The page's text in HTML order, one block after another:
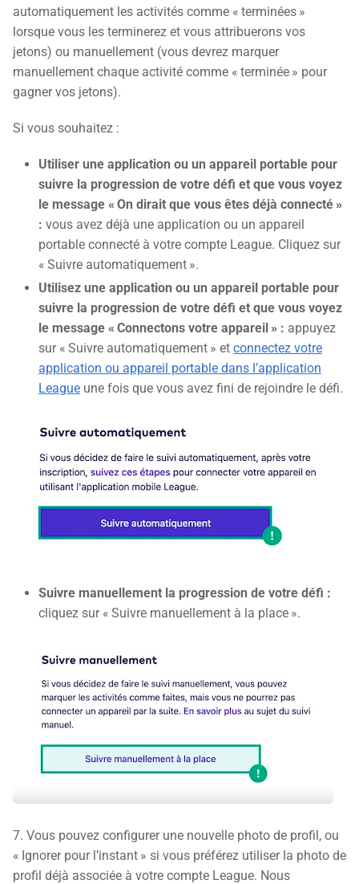
automatiquement les activités comme « terminées »
lorsque vous les terminerez et vous attribuerons vos
jetons) ou manuellement (vous devrez marquer
manuellement chaque activité comme « terminée » pour
gagner vos jetons).
Si vous souhaitez :
Utiliser une application ou un appareil portable pour
suivre la progression de votre défi et que vous voyez
le message « On dirait que vous êtes déjà connecté »
: vous avez déjà une application ou un appareil
portable connecté à votre compte League. Cliquez sur
« Suivre automatiquement ».
Utilisez une application ou un appareil portable pour
suivre la progression de votre défi et que vous voyez
le message « Connectons votre appareil » : appuyez
sur « Suivre automatiquement » et connectez votre
application ou appareil portable dans l’application
League une fois que vous avez fini de rejoindre le défi.
Suivre manuellement la progression de votre défi :
cliquez sur « Suivre manuellement à la place ».
7. Vous pouvez configurer une nouvelle photo de profil, ou
« Ignorer pour l’instant » si vous préférez utiliser la photo de
profil déjà associée à votre compte League. Nous